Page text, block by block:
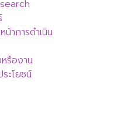
าการดำเนิน
รืองาน
ะโยชน์